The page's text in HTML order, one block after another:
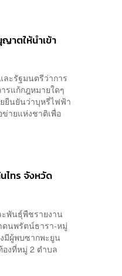
าตให้นำเข้า
ะรัฐมนตรีว่าการ
รแก้กฎหมายใดๆ
ยืนยันว่าบุหรี่ไฟฟ้า
ายแห่งชาติเพื่อ
ไทร จังหวัด
พันธุ์พืชรายงาน
ดนพรัตน์ธารา-หมู่
มีผู้พบซากพะยูน
งที่หมู่ 2 ตำบล